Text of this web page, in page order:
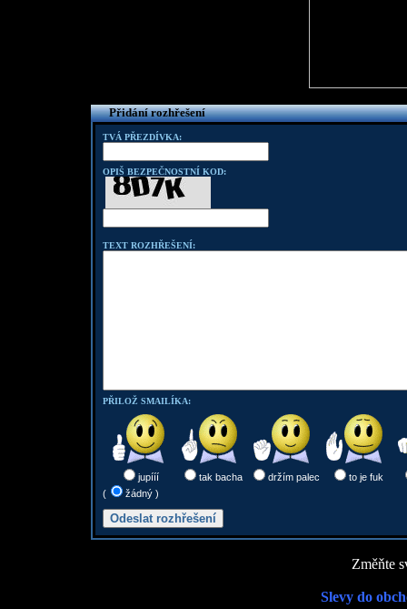
Přidání rozhřešení
TVÁ PŘEZDÍVKA:
OPIŠ BEZPEČNOSTNÍ KOD:
TEXT ROZHŘEŠENÍ:
PŘILOŽ SMAILÍKA:
jupííí tak bacha držím palec
to je fuk
(
žádný )
Změňte
Slevy do